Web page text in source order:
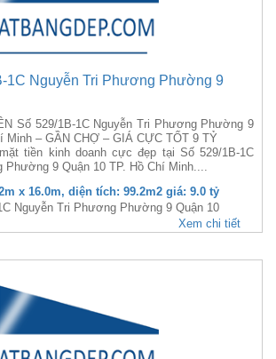
1C Nguyễn Tri Phương Phường 9
Số 529/1B-1C Nguyễn Tri Phương Phường 9
Minh – GẦN CHỢ – GIÁ CỰC TỐT 9 TỶ
tiền kinh doanh cực đẹp tại Số 529/1B-1C
Phường 9 Quận 10 TP. Hồ Chí Minh....
x 16.0m, diện tích: 99.2m2 giá: 9.0 tỷ
Nguyễn Tri Phương Phường 9 Quận 10
Xem chi tiết